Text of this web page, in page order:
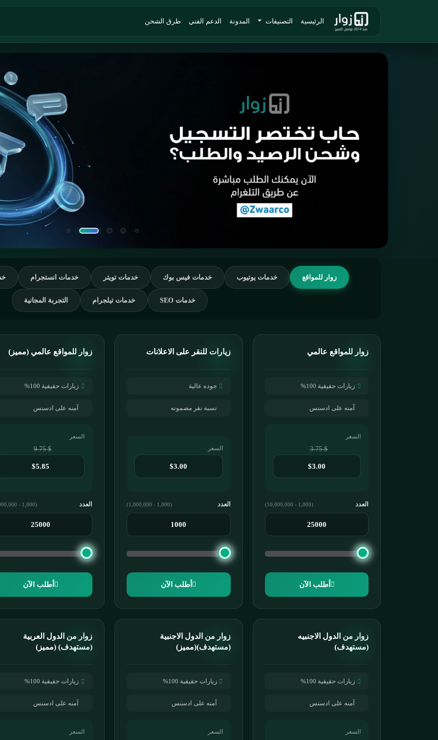
الرئيسية التصنيفات المدونة الدعم الفني طرق الشحن
زوار للمواقع خدمات يوتيوب خدمات فيس بوك خدمات تويتر خدمات انستجرام
خدمات SEO خدمات تيلجرام التجربة المجانية
زوار للمواقع عالمي
زيارات حقيقية 100%
آمنه على ادسنس
السعر
$ 3.75
العدد (1,000 - 10,000,000)
أطلب الآن
زيارات للنقر على الاعلانات
جوده عالية
نسبة نقر مضمونه
السعر
العدد (1,000 - 1,000,000)
أطلب الآن
زوار للمواقع عالمي (مميز)
زيارات حقيقية 100%
آمنه على ادسنس
السعر
$ 9.75
العدد (1,000 - 10,000,000)
أطلب الآن
زوار من الدول الاجنبيه
(مستهدف)
زيارات حقيقية 100%
آمنه على ادسنس
السعر
زوار من الدول الاجنبية
(مستهدف)(مميز)
زيارات حقيقية 100%
آمنه على ادسنس
السعر
زوار من الدول العربية
(مستهدف) (مميز)
زيارات حقيقية 100%
آمنه على ادسنس
السعر